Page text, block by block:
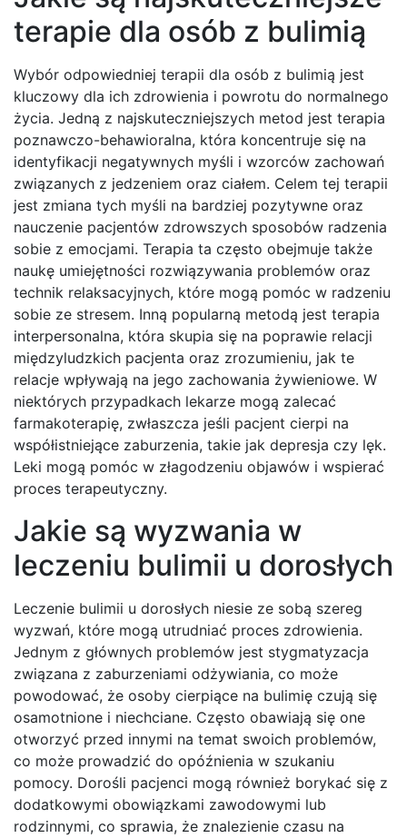
terapie dla osób z bulimią
Wybór odpowiedniej terapii dla osób z bulimią jest
kluczowy dla ich zdrowienia i powrotu do normalnego
życia. Jedną z najskuteczniejszych metod jest terapia
poznawczo-behawioralna, która koncentruje się na
identyfikacji negatywnych myśli i wzorców zachowań
związanych z jedzeniem oraz ciałem. Celem tej terapii
jest zmiana tych myśli na bardziej pozytywne oraz
nauczenie pacjentów zdrowszych sposobów radzenia
sobie z emocjami. Terapia ta często obejmuje także
naukę umiejętności rozwiązywania problemów oraz
technik relaksacyjnych, które mogą pomóc w radzeniu
sobie ze stresem. Inną popularną metodą jest terapia
interpersonalna, która skupia się na poprawie relacji
międzyludzkich pacjenta oraz zrozumieniu, jak te
relacje wpływają na jego zachowania żywieniowe. W
niektórych przypadkach lekarze mogą zalecać
farmakoterapię, zwłaszcza jeśli pacjent cierpi na
współistniejące zaburzenia, takie jak depresja czy lęk.
Leki mogą pomóc w złagodzeniu objawów i wspierać
proces terapeutyczny.
Jakie są wyzwania w
leczeniu bulimii u dorosłych
Leczenie bulimii u dorosłych niesie ze sobą szereg
wyzwań, które mogą utrudniać proces zdrowienia.
Jednym z głównych problemów jest stygmatyzacja
związana z zaburzeniami odżywiania, co może
powodować, że osoby cierpiące na bulimię czują się
osamotnione i niechciane. Często obawiają się one
otworzyć przed innymi na temat swoich problemów,
co może prowadzić do opóźnienia w szukaniu
pomocy. Dorośli pacjenci mogą również borykać się z
dodatkowymi obowiązkami zawodowymi lub
rodzinnymi, co sprawia, że znalezienie czasu na